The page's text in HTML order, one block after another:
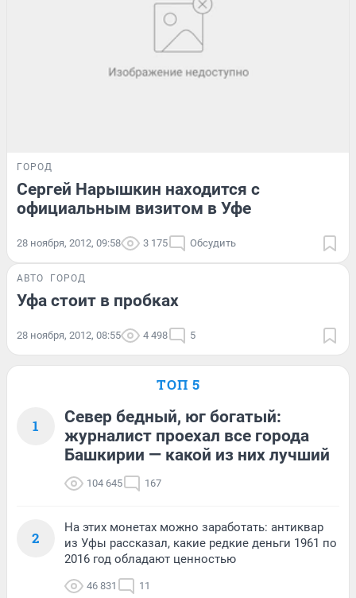
ГОРОД
Сергей Нарышкин находится с
официальным визитом в Уфе
28 ноября, 2012, 09:58 3 175 Обсудить
АВТО ГОРОД
Уфа стоит в пробках
28 ноября, 2012, 08:55 4 498 5
ТОП 5
1
Север бедный, юг богатый:
журналист проехал все города
Башкирии — какой из них лучший
104 645 167
2
На этих монетах можно заработать: антиквар
из Уфы рассказал, какие редкие деньги 1961 по
2016 год обладают ценностью
46 831 11